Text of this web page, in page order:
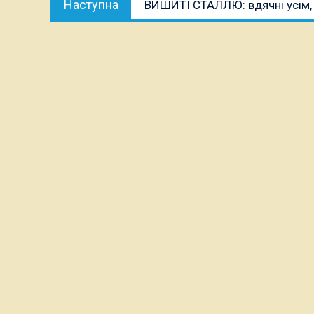
Наступна
публікація:
ВИШИТІ СТАЛЛЮ: вдячні усім,